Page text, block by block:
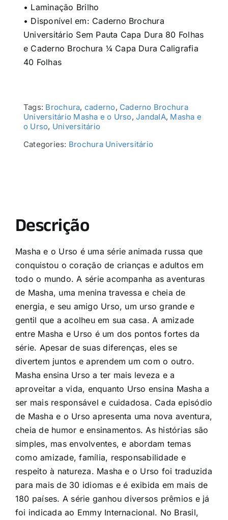
• Laminação Brilho
• Disponível em: Caderno Brochura
Universitário Sem Pauta Capa Dura 80 Folhas
e Caderno Brochura ¼ Capa Dura Caligrafia
40 Folhas
Tags: Brochura, caderno, Caderno Brochura
Universitário Masha e o Urso,JandaIA, Masha e
o Urso, Universitário
Categories: Brochura Universitário
Descrição
Masha e o Urso é uma série animada russa que
conquistou o coração de crianças e adultos em
todo o mundo. A série acompanha as aventuras
de Masha, uma menina travessa e cheia de
energia, e seu amigo Urso, um urso grande e
gentil que a acolheu em sua casa. A amizade
entre Masha e Urso é um dos pontos fortes da
série. Apesar de suas diferenças, eles se
divertem juntos e aprendem um com o outro.
Masha ensina Urso a ter mais leveza e a
aproveitar a vida, enquanto Urso ensina Masha a
ser mais responsável e cuidadosa. Cada episódio
de Masha e o Urso apresenta uma nova aventura,
cheia de humor e ensinamentos. As histórias são
simples, mas envolventes, e abordam temas
como amizade, família, responsabilidade e
respeito à natureza. Masha e o Urso foi traduzida
para mais de 30 idiomas e é exibida em mais de
180 países. A série ganhou diversos prêmios e já
foi indicada ao Emmy Internacional. No Brasil,